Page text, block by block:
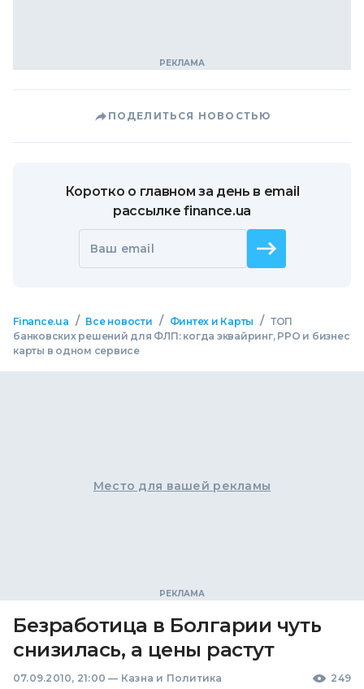
ПОДЕЛИТЬСЯ НОВОСТЬЮ
Коротко о главном за день в email
рассылке finance.ua
Ваш email
Finance.ua / Все новости / Финтех и Карты / ТОП
банковских решений для ФЛП: когда эквайринг, РРО и бизнес
карты в одном сервисе
Место для вашей рекламы
Безработица в Болгарии чуть
снизилась, а цены растут
07.09.2010, 21:00 — Казна и Политика 249